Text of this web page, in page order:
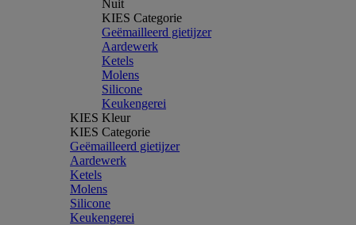
Nuit
KIES Categorie
Geëmailleerd gietijzer
Aardewerk
Ketels
Molens
Silicone
Keukengerei
KIES Kleur
KIES Categorie
Geëmailleerd gietijzer
Aardewerk
Ketels
Molens
Silicone
Keukengerei